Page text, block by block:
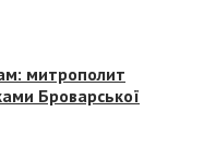
митрополит
Броварської